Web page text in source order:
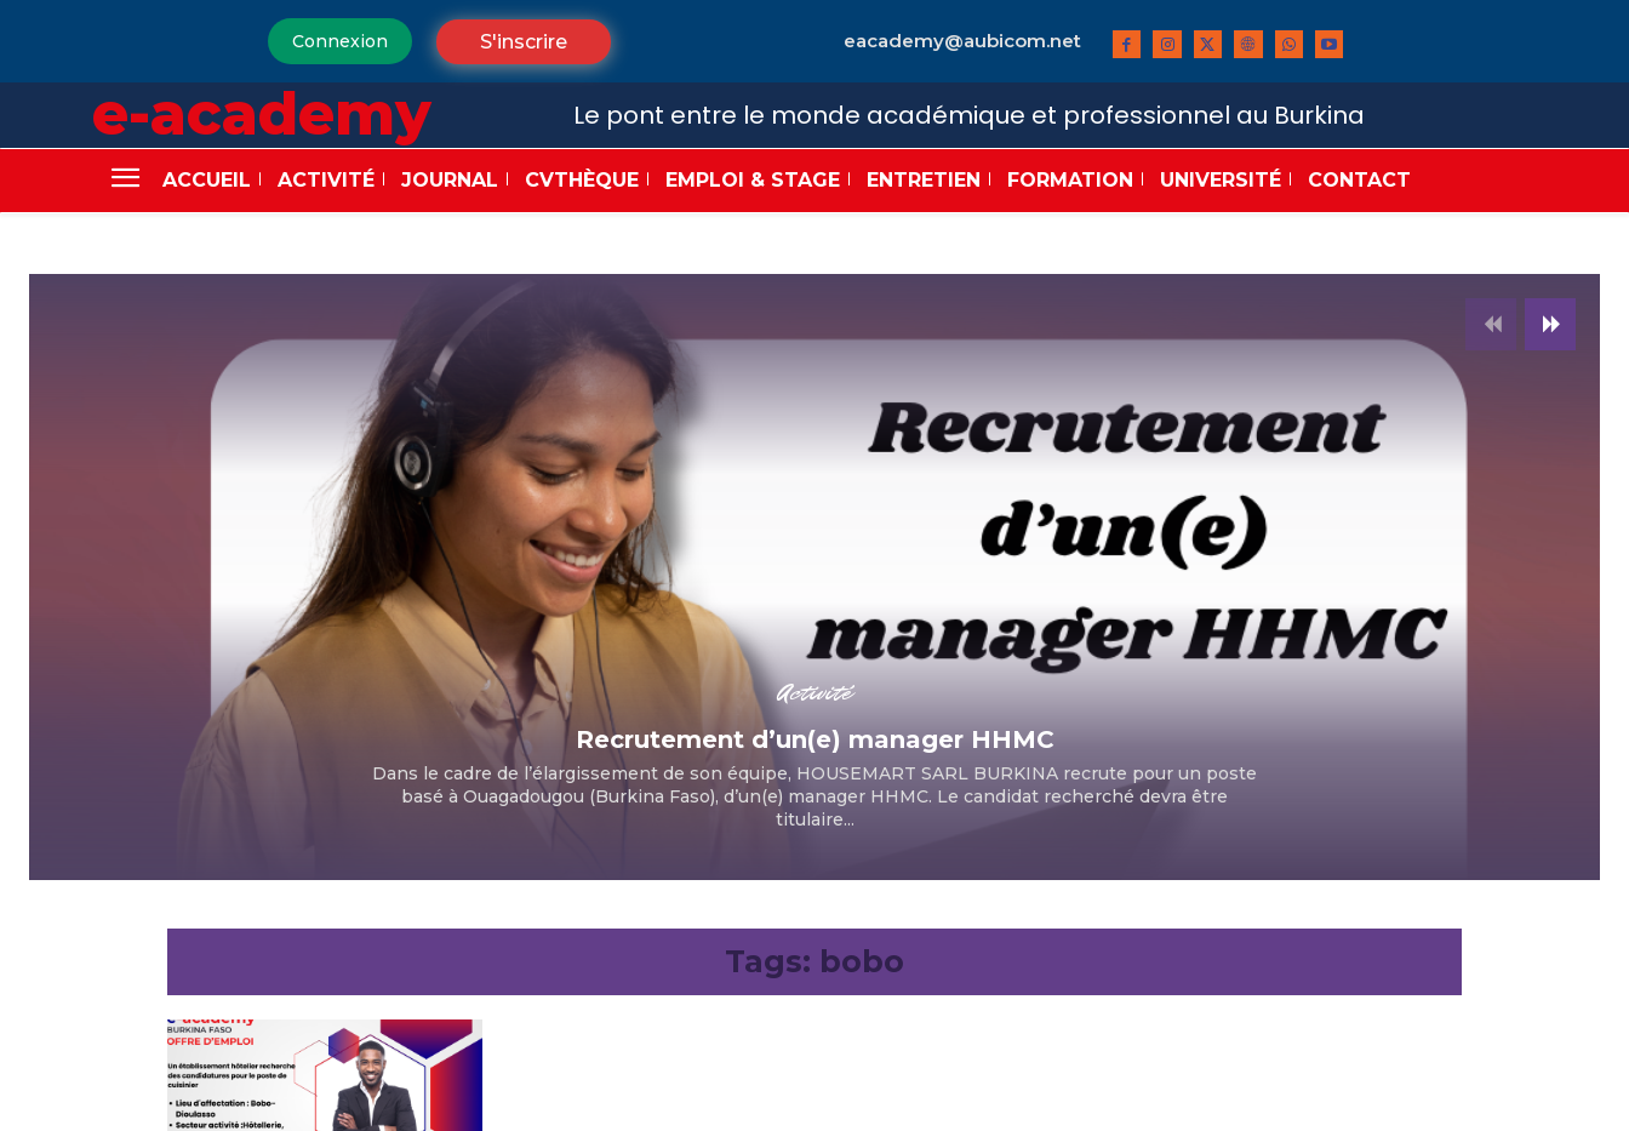
Connexion S'inscrire eacademy@aubicom.net
e-academy Le pont entre le monde académique et professionnel au Burkina
ACCUEIL ACTIVITÉ JOURNAL CVTHÈQUE EMPLOI & STAGE ENTRETIEN FORMATION UNIVERSITÉ CONTACT
Activité
Recrutement d’un(e) manager HHMC
Dans le cadre de l’élargissement de son équipe, HOUSEMART SARL BURKINA recrute pour un poste
basé à Ouagadougou (Burkina Faso), d’un(e) manager HHMC. Le candidat recherché devra être
titulaire...
Tags: bobo